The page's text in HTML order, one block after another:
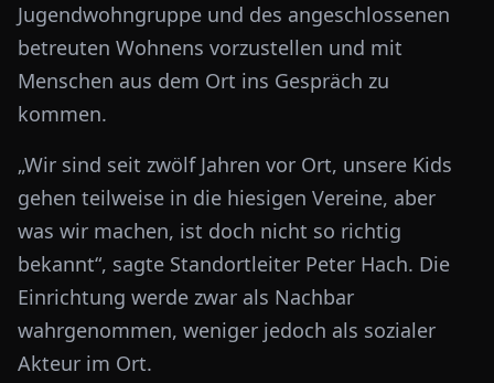
Jugendwohngruppe und des angeschlossenen
betreuten Wohnens vorzustellen und mit
Menschen aus dem Ort ins Gespräch zu
kommen.
„Wir sind seit zwölf Jahren vor Ort, unsere Kids
gehen teilweise in die hiesigen Vereine, aber
was wir machen, ist doch nicht so richtig
bekannt“, sagte Standortleiter Peter Hach. Die
Einrichtung werde zwar als Nachbar
wahrgenommen, weniger jedoch als sozialer
Akteur im Ort.